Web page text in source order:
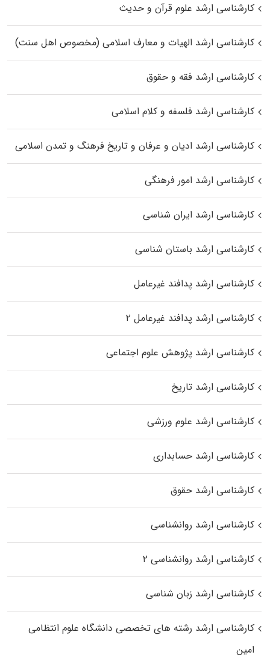
کارشناسی ارشد علوم قرآن و حدیث
کارشناسی ارشد الهیات و معارف اسلامی (مخصوص اهل سنت)
کارشناسی ارشد فقه و حقوق
کارشناسی ارشد فلسفه و کلام اسلامی
کارشناسی ارشد ادیان و عرفان و تاریخ فرهنگ و تمدن اسلامی
کارشناسی ارشد امور فرهنگی
کارشناسی ارشد ایران شناسی
کارشناسی ارشد باستان شناسی
کارشناسی ارشد پدافند غیرعامل
کارشناسی ارشد پدافند غیرعامل ۲
کارشناسی ارشد پژوهش علوم اجتماعی
کارشناسی ارشد تاریخ
کارشناسی ارشد علوم ورزشی
کارشناسی ارشد حسابداری
کارشناسی ارشد حقوق
کارشناسی ارشد روانشناسی
کارشناسی ارشد روانشناسی ۲
کارشناسی ارشد زبان شناسی
کارشناسی ارشد رﺷﺘﻪ ﻫﺎی تخصصی داﻧﺸﮕﺎه ﻋﻠﻮم انتظامی
اﻣﻴﻦ